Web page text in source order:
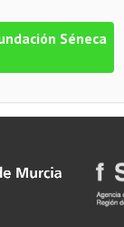
Séneca